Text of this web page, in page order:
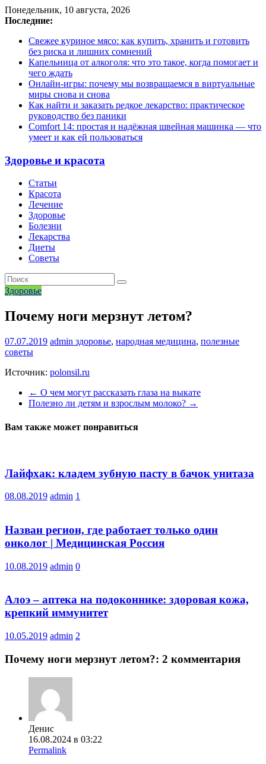
Понедельник, 10 августа, 2026
Последние:
Свежее куриное мясо: как купить, хранить и готовить
без риска и лишних сомнений
Капельница от алкоголя: что это такое, когда помогает и
чего ждать
Онлайн-игры: почему мы возвращаемся в виртуальные
миры снова и снова
Как найти и заказать редкое лекарство: практическое
руководство без паники
Comfort 14: простая и надёжная швейная машинка — что
умеет и как ей пользоваться
Здоровье и красота
Статьи
Красота
Лечение
Здоровье
Болезни
Лекарства
Диеты
Советы
Здоровье
Почему ноги мерзнут летом?
07.07.2019 admin здоровье, народная медицина, полезные
советы
Источник: polonsil.ru
← О чем могут рассказать глаза на выкате
Полезно ли детям и взрослым молоко? →
Вам также может понравиться
Лайфхак: кладем зубную пасту в бачок унитаза
08.08.2019 admin 1
Назван регион, где работает только один
онколог | Медицинская Россия
10.08.2019 admin 0
Алоэ – аптека на подоконнике: здоровая кожа,
крепкий иммунитет
10.05.2019 admin 2
Почему ноги мерзнут летом?: 2 комментария
Денис
16.08.2024 в 03:22
Permalink